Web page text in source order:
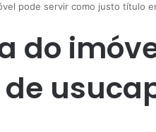
pode servir como justo título
do